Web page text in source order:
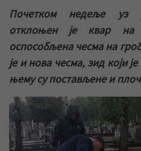
Почетком недеље уз
отклоњен је квар на
оспособљена чесма на
је и нова чесма, зид који
њему су постављене и